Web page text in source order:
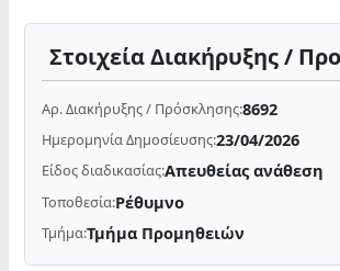
Στοιχεία Διακήρυξης /
Αρ. Διακήρυξης / Πρόσκλησης:8692
Ημερομηνία Δημοσίευσης:23/04/2026
Είδος διαδικασίας:Απευθείας ανάθεση
Τοποθεσία:Ρέθυμνο
Τμήμα:Τμήμα Προμηθειών